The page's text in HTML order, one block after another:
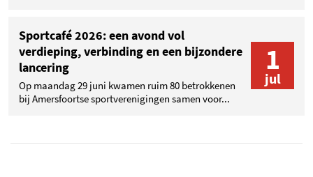
Sportcafé 2026: een avond vol
verdieping, verbinding en een bijzondere
lancering
Op maandag 29 juni kwamen ruim 80 betrokkenen
bij Amersfoortse sportverenigingen samen voor...
1
jul